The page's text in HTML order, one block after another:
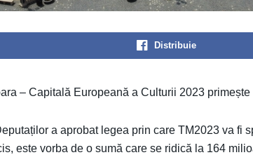
Distribuie
– Capitală Europeană a Culturii 2023
a aprobat legea prin care TM2023 va fi
este vorba de o sumă care se ridică la 164